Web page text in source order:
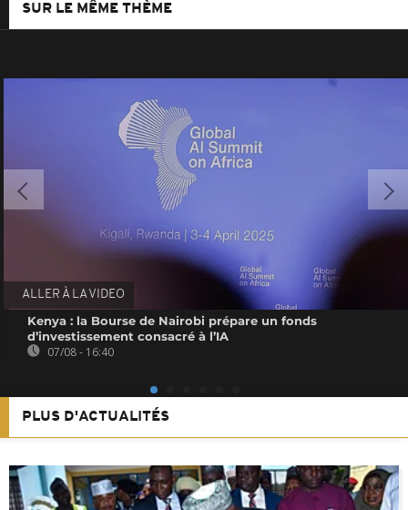
SUR LE MÊME THÈME
ALLER À LA VIDEO
Kenya : la Bourse de Nairobi prépare un fonds
d’investissement consacré à l’IA
07/08 - 16:40
PLUS D'ACTUALITÉS